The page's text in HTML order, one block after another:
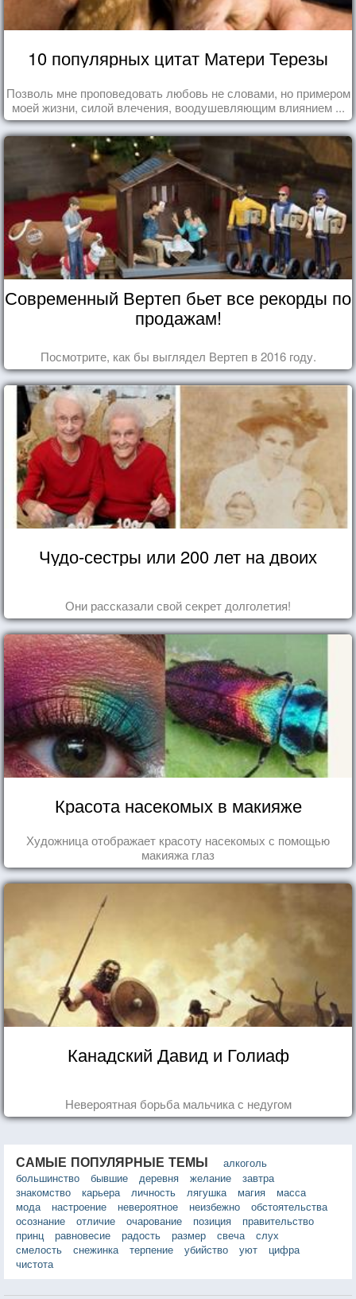
10 популярных цитат Матери Терезы
Позволь мне проповедовать любовь не словами, но примером
моей жизни, силой влечения, воодушевляющим влиянием ...
Современный Вертеп бьет все рекорды по
продажам!
Посмотрите, как бы выглядел Вертеп в 2016 году.
Чудо-сестры или 200 лет на двоих
Они рассказали свой секрет долголетия!
Красота насекомых в макияже
Художница отображает красоту насекомых с помощью
макияжа глаз
Канадский Давид и Голиаф
Невероятная борьба мальчика с недугом
САМЫЕ ПОПУЛЯРНЫЕ ТЕМЫ
алкоголь
большинство
бывшие деревня желание
завтра
знакомство
карьера личность лягушка магия
масса
мода
настроение невероятное неизбежно
обстоятельства
осознание
отличие очарование позиция
правительство
принц
равновесие радость размер свеча
слух
смелость
снежинка терпение убийство уют
цифра
чистота